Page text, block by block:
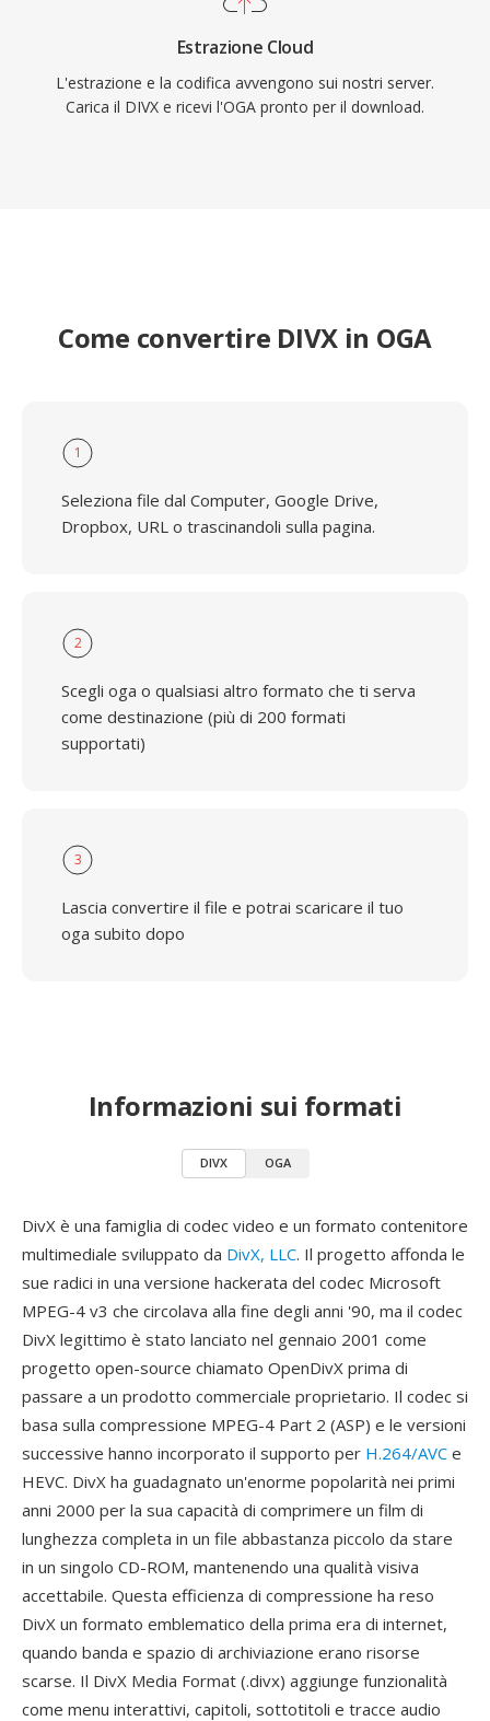
Estrazione Cloud
L'estrazione e la codifica avvengono sui nostri server.
Carica il DIVX e ricevi l'OGA pronto per il download.
Come convertire DIVX in OGA
1
Seleziona file dal Computer, Google Drive,
Dropbox, URL o trascinandoli sulla pagina.
2
Scegli oga o qualsiasi altro formato che ti serva
come destinazione (più di 200 formati
supportati)
3
Lascia convertire il file e potrai scaricare il tuo
oga subito dopo
Informazioni sui formati
DIVX OGA
DivX è una famiglia di codec video e un formato contenitore
multimediale sviluppato da DivX, LLC. Il progetto affonda le
sue radici in una versione hackerata del codec Microsoft
MPEG-4 v3 che circolava alla fine degli anni '90, ma il codec
DivX legittimo è stato lanciato nel gennaio 2001 come
progetto open-source chiamato OpenDivX prima di
passare a un prodotto commerciale proprietario. Il codec si
basa sulla compressione MPEG-4 Part 2 (ASP) e le versioni
successive hanno incorporato il supporto per H.264/AVC e
HEVC. DivX ha guadagnato un'enorme popolarità nei primi
anni 2000 per la sua capacità di comprimere un film di
lunghezza completa in un file abbastanza piccolo da stare
in un singolo CD-ROM, mantenendo una qualità visiva
accettabile. Questa efficienza di compressione ha reso
DivX un formato emblematico della prima era di internet,
quando banda e spazio di archiviazione erano risorse
scarse. Il DivX Media Format (.divx) aggiunge funzionalità
come menu interattivi, capitoli, sottotitoli e tracce audio